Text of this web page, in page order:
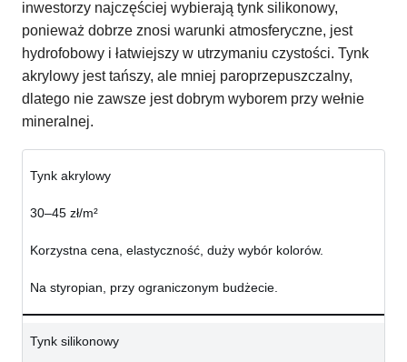
inwestorzy najczęściej wybierają tynk silikonowy,
ponieważ dobrze znosi warunki atmosferyczne, jest
hydrofobowy i łatwiejszy w utrzymaniu czystości. Tynk
akrylowy jest tańszy, ale mniej paroprzepuszczalny,
dlatego nie zawsze jest dobrym wyborem przy wełnie
mineralnej.
Tynk akrylowy
30–45 zł/m²
Korzystna cena, elastyczność, duży wybór kolorów.
Na styropian, przy ograniczonym budżecie.
Tynk silikonowy